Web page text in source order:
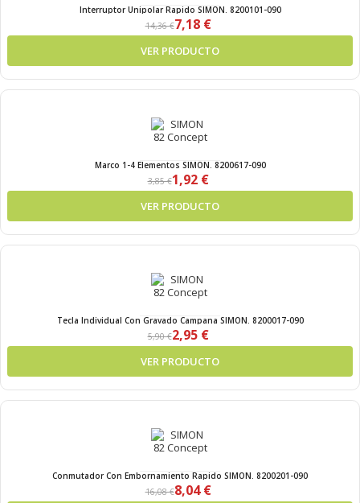
Interruptor Unipolar Rapido SIMON. 8200101-090
14,36 €7,18 €
VER PRODUCTO
Marco 1-4 Elementos SIMON. 8200617-090
3,85 €1,92 €
VER PRODUCTO
Tecla Individual Con Gravado Campana SIMON. 8200017-090
5,90 €2,95 €
VER PRODUCTO
Conmutador Con Embornamiento Rapido SIMON. 8200201-090
16,08 €8,04 €